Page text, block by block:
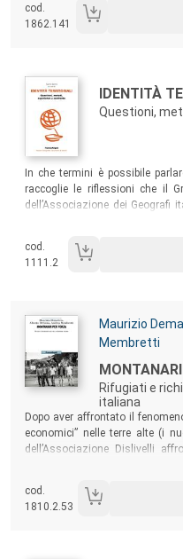
di riconoscere la “politicità”
capirle.
cod.
1862.141
Autori:
Titolo:
IDENTITÀ
Questioni,
Sommario:
In che termini è possibile
raccoglie le riflessioni che il
dell’Associazione dei
dimensione locale, cioè quella
esperienze e pratiche
luogo.
cod.
1111.2
Autori:
Maurizio
Membretti
Titolo:
Rifugiati e
italiana
Sommario:
Dopo aver affrontato il
economici” nelle terre alte (i
dell’Associazione Dislivelli
richiedenti asilo e dei
sembravano guardare più alla
che alla loro inclusione sociale,
cod.
1810.2.53